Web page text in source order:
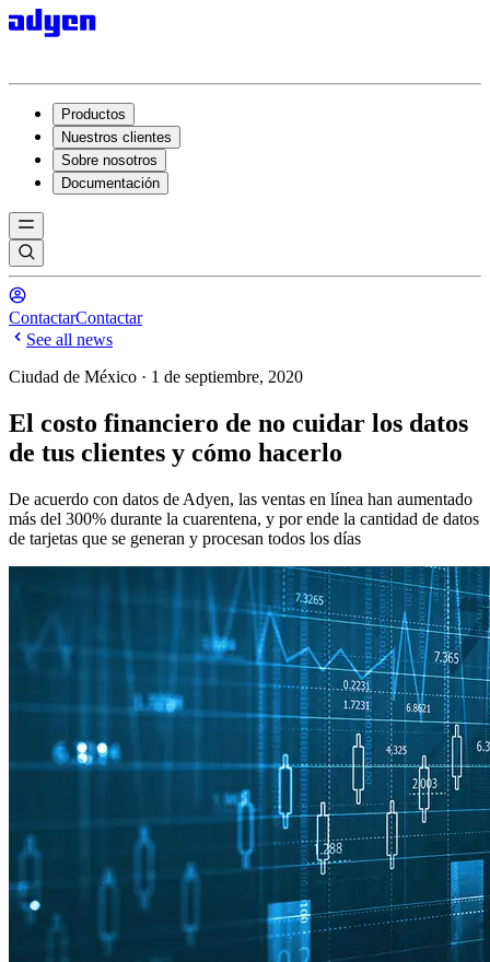
Productos
Nuestros clientes
Sobre nosotros
Documentación
ContactarContactar
See all news
Ciudad de México · 1 de septiembre, 2020
El costo financiero de no cuidar los datos
de tus clientes y cómo hacerlo
De acuerdo con datos de Adyen, las ventas en línea han aumentado
más del 300% durante la cuarentena, y por ende la cantidad de datos
de tarjetas que se generan y procesan todos los días